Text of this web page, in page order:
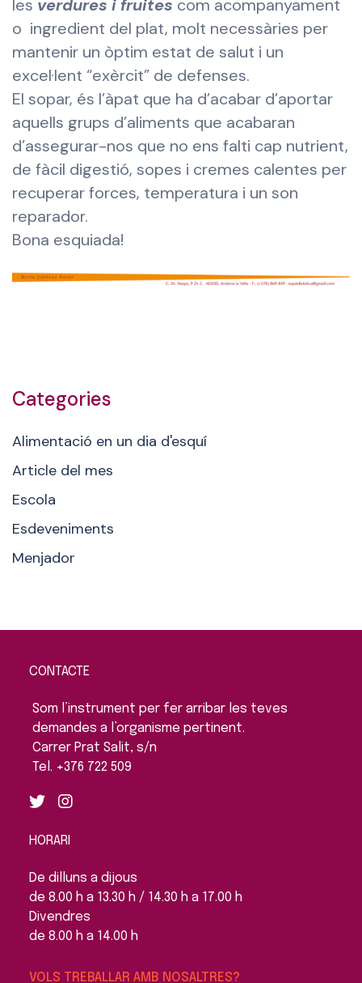
les verdures i fruites com acompanyament
o ingredient del plat, molt necessàries per
mantenir un òptim estat de salut i un
excel·lent “exèrcit” de defenses.
El sopar, és l’àpat que ha d’acabar d’aportar
aquells grups d’aliments que acabaran
d’assegurar-nos que no ens falti cap nutrient,
de fàcil digestió, sopes i cremes calentes per
recuperar forces, temperatura i un son
reparador.
Bona esquiada!
Categories
Alimentació en un dia d'esquí
Article del mes
Escola
Esdeveniments
Menjador
CONTACTE
Som l’instrument per fer arribar les teves
demandes a l’organisme pertinent.
Carrer Prat Salit, s/n
Tel. +376 722 509
HORARI
De dilluns a dijous
de 8.00 h a 13.30 h / 14.30 h a 17.00 h
Divendres
de 8.00 h a 14.00 h
VOLS TREBALLAR AMB NOSALTRES?